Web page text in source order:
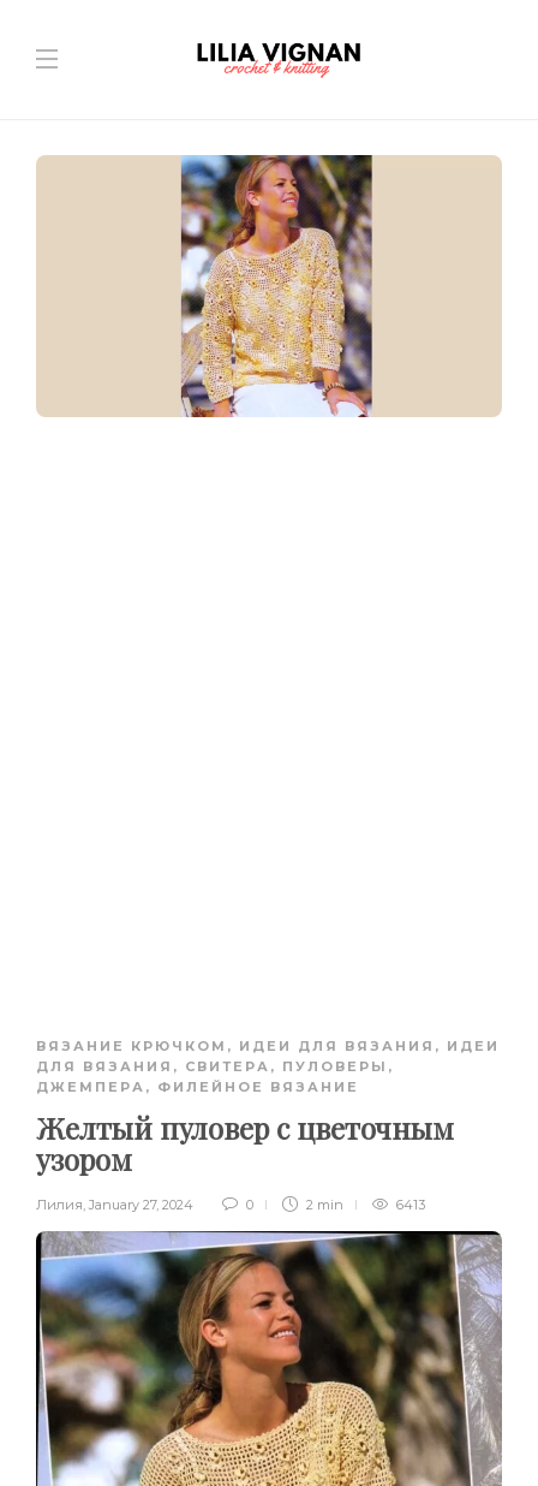
ВЯЗАНИЕ КРЮЧКОМ , ИДЕИ ДЛЯ ВЯЗАНИЯ , ИДЕИ
ДЛЯ ВЯЗАНИЯ , СВИТЕРА, ПУЛОВЕРЫ,
ДЖЕМПЕРА , ФИЛЕЙНОЕ ВЯЗАНИЕ
Желтый пуловер с цветочным
узором
Лилия, January 27, 2024 0 2 min 6413